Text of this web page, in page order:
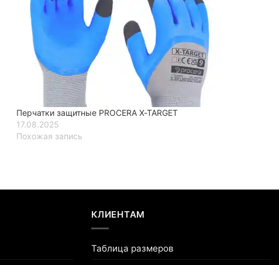
Перчатки защитные PROCERA X-TARGET
17.08.2025
Похожая запись
КЛИЕНТАМ
Таблица размеров